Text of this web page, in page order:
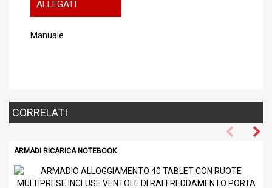
ALLEGATI
Manuale
CORRELATI
ARMADI RICARICA NOTEBOOK